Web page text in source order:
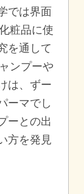
では界面
粧品に使
を通して
ンプーや
は、ずー
ーマでし
ーとの出
方を発見